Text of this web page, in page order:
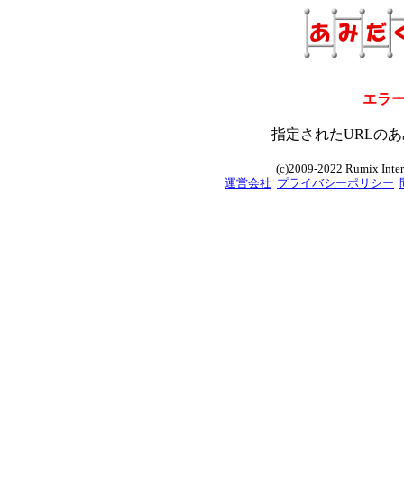
エラ
指定されたURLの
(c)2009-2022 Rumix
運営会社 プライバシーポリシー